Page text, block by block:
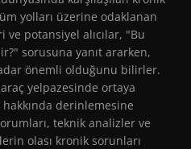
yolları üzerine odaklanan
potansiyel alıcılar, "Bu
sorusuna yanıt ararken,
önemli olduğunu bilirler.
yelpazesinde ortaya
derinlemesine
teknik analizler ve
olası kronik sorunları